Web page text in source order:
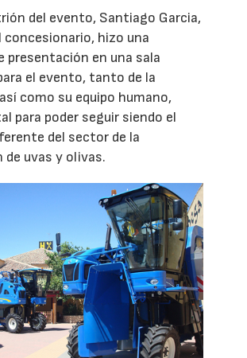
del evento, Santiago Garcia,
concesionario, hizo una
presentación en una sala
el evento, tanto de la
como su equipo humano,
para poder seguir siendo el
del sector de la
de uvas y olivas.